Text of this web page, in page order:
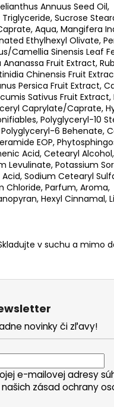
Annuus Seed Oil,
Sucrose
Aqua, Mangifera
Ethylhexyl Olivate,
Camellia Sinensis Leaf
Fruit Extract,
Chinensis Fruit
Persica Fruit Extract,
Sativus Fruit Extract,
Caprylate/Caprate,
Polyglyceryl-10
6 Behenate,
EOP,
Acid, Cetearyl
Levulinate, Potassium
Sodium Cetearyl
Chloride, Parfum, Aroma,
Hexyl Cinnamal,
v suchu a mimo
novinky či zľavy!
e-mailovej adresy
zásad ochrany